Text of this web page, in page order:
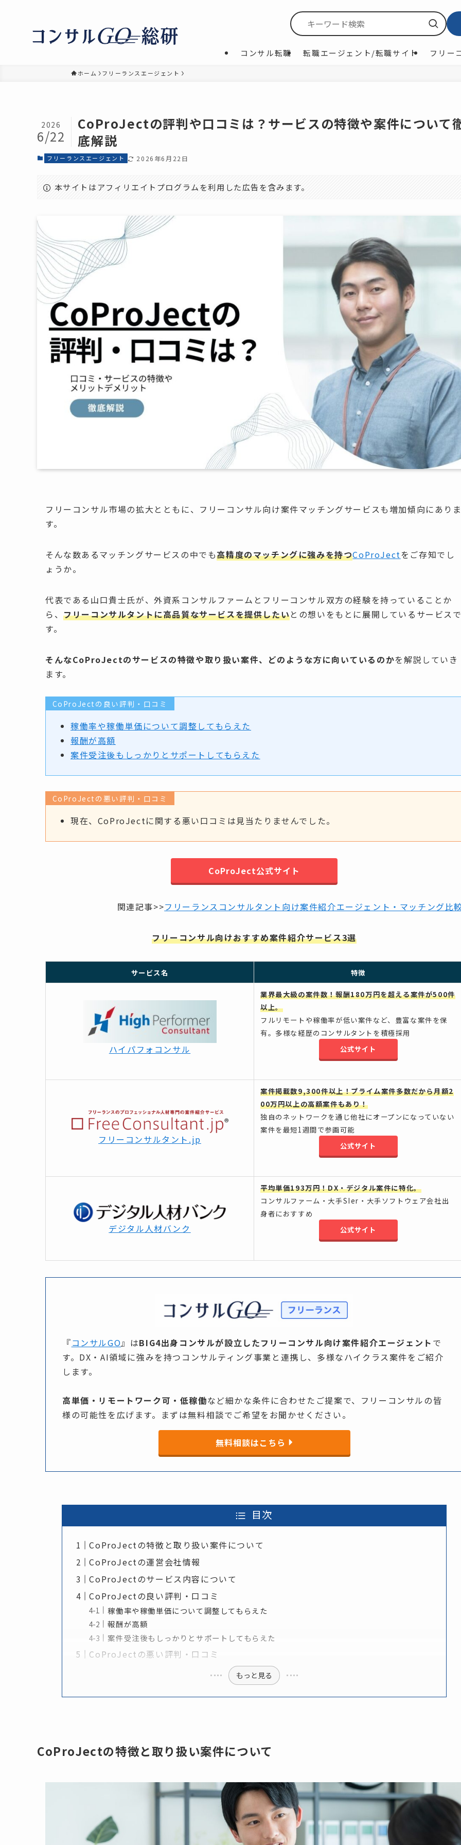
コンサル転職 転職エージェント/転職サイト フリー
ホーム フリーランスエージェント
CoProJectの評判や口コミは？サービスの特徴や案件について
底解説
2026
6/22
フリーランスエージェント 2026年6月22日
本サイトはアフィリエイトプログラムを利用した広告を含みます。
フリーコンサル市場の拡大とともに、フリーコンサル向け案件マッチングサービスも増加傾向にあり
す。
そんな数あるマッチングサービスの中でも高精度のマッチングに強みを持つCoProJectをご存知でし
ょうか。
代表である 山口貴士氏が、外資系コンサルファームと フリーコンサル双方の経験を持っていることか
ら、フリーコンサルタントに高品質なサービスを提供したいとの想いをもとに展開しているサービス
す。
そんなCoProJectのサービスの特徴や取り扱い案件、どのような方に向いているのかを解説していき
ます。
CoProJectの良い評判・口コミ
稼働率や稼働単価について調整してもらえた
報酬が高額
案件受注後もしっかりとサポートしてもらえた
CoProJectの悪い評判・口コミ
現在、CoProJectに関する悪い口コミは見当たりませんでした。
CoProJect公式サイト
関連記事>>フリーランスコンサルタント向け案件紹介エージェント・マッチング比
フリーコンサル向けおすすめ案件紹介サービス3選
サービス名 特徴
ハイパフォコンサル
業界最大級の案件数！報酬180万円を超える案件が500件
以上。
フルリモートや稼働率が低い案件など、豊富な案件を保
有。多様な経歴のコンサルタントを積極採用
公式サイト
フリーコンサルタント.jp
案件掲載数9,300件以上！プライム案件多数だから月額2
00万円以上の高額案件もあり！
独自のネットワークを通じ他社にオープンになっていない
案件を最短1週間で参画可能
公式サイト
デジタル人材バンク
平均単価193万円！DX・デジタル案件に特化。
コンサルファーム・大手SIer・大手ソフトウェア会社出
身者におすすめ
公式サイト
『コンサルGO』は​BIG4出身コンサルが設立したフリーコンサル向け案件紹介エージェント で
す。​DX・AI領域に​強みを​持つコンサルティング事業と​連携し、​多様な​ハイクラス案件を​ご紹介
します。​
高単価・リモートワーク可・低稼働など​細かな​条件に​合わせた​ご提案で、​フリーコンサルの​皆
様の​可能性を​広げます。​まずは​無料相談で​ご希望を​お聞か​せください。
無料相談はこちら
目次
CoProJectの特徴と取り扱い案件について
CoProJectの運営会社情報
CoProJectのサービス内容について
CoProJectの良い評判・口コミ
稼働率や稼働単価について調整してもらえた
報酬が高額
案件受注後もしっかりとサポートしてもらえた
CoProJectの悪い評判・口コミ
もっと見る
CoProJectの特徴と取り扱い案件について